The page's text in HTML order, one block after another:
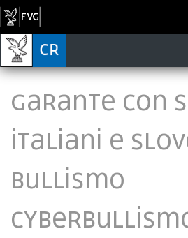
Garante con
italiani e
bullismo